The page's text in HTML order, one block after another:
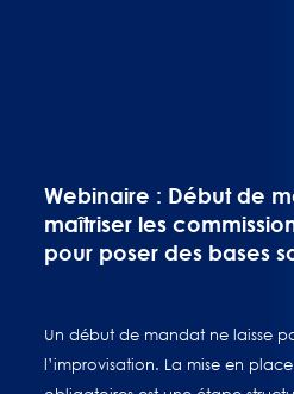
Webinaire : Début de
maîtriser les
pour poser des bases
Un début de mandat ne laisse
l’improvisation. La mise en